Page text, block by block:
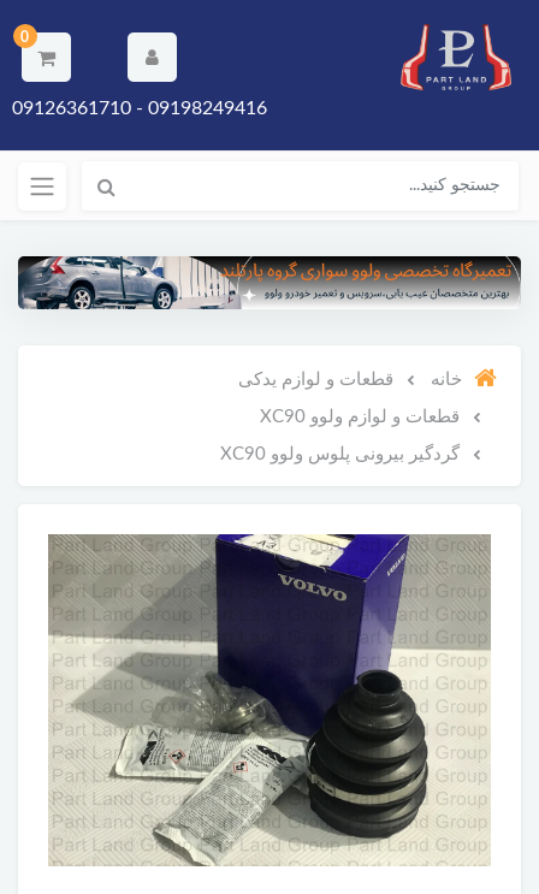
0
09198249416 - 09126361710
خانه قطعات و لوازم یدکی
قطعات و لوازم ولوو XC90
گردگیر بیرونی پلوس ولوو XC90